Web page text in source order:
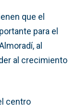
que el
para el
al
al crecimiento
centro